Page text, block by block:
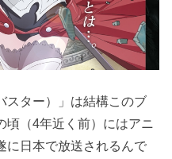
スター）」は結構このブ
頃（4年近く前）にはアニ
に日本で放送されるんで